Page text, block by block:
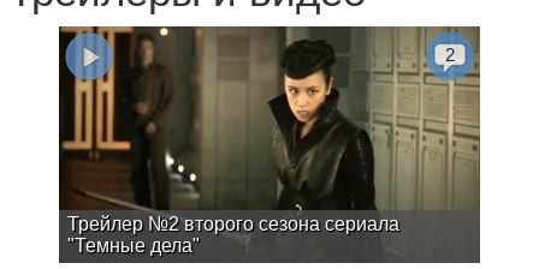
Трейлер №2 второго сезона сериала
"Темные дела"
2